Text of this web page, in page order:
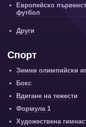
Европейско
футбол
Други
Спорт
Зимни олимпийски
Бокс
Вдигане на тежести
Формула 1
Художествена